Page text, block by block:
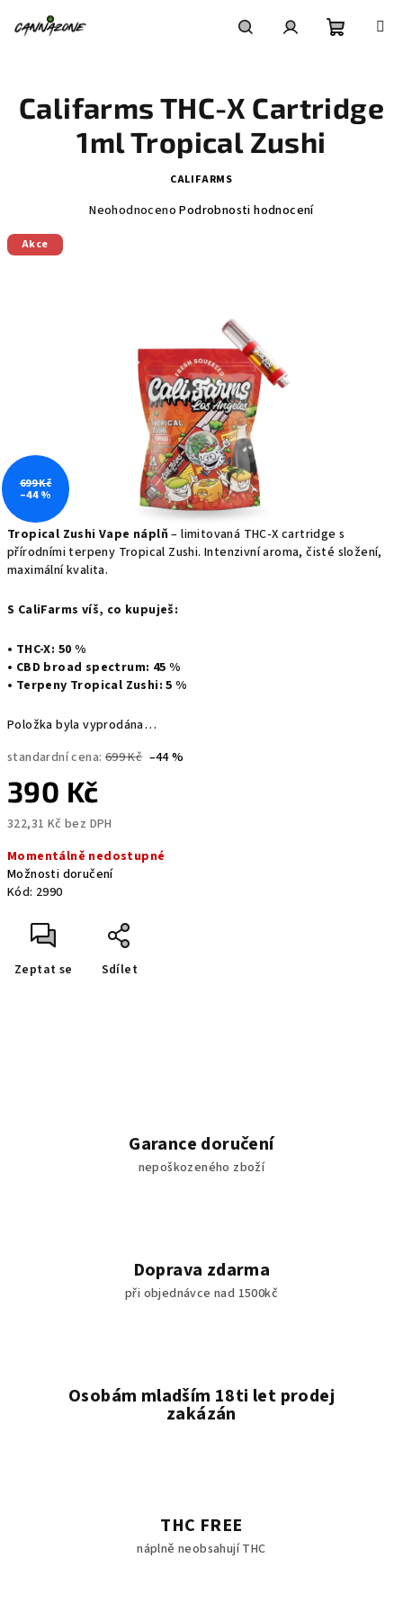
košík
Tropical Zushi Vape náplň – limitovaná THC-X cartridge s
přírodními terpeny Tropical Zushi. Intenzivní aroma, čisté složení,
maximální kvalita.
S CaliFarms víš, co kupuješ:
• THC-X: 50 %
• CBD broad spectrum: 45 %
• Terpeny Tropical Zushi: 5 %
Položka byla vyprodána…
standardní cena: 699 Kč –44 %
390 Kč
322,31 Kč bez DPH
cena:
Momentálně nedostupné
Možnosti doručení
Kód: 2990
Zeptat se Sdílet
Califarms THC-X Cartridge
1ml Tropical Zushi
CALIFARMS
produktu
Neohodnoceno Podrobnosti hodnocení
Akce
699 Kč
–44 %
Garance doručení
nepoškozeného zboží
Doprava zdarma
při objednávce nad 1500kč
Osobám mladším 18ti let prodej
zakázán
THC FREE
náplně neobsahují THC